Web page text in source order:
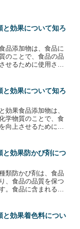
分類さ...
と効果について知ろ
品添加物は、食品に
のことで、食品の品
せるために使用され
油を酸化から守り、
用...
と効果について知ろ
効果食品添加物は、
学物質のことで、食
向上させるために使
酵素は、生物が持つ
、化学...
と効果防かび剤につ
類防かび剤は、食品
、食品の品質を保つ
。食品に含まれる水
物が繁殖する可能性
剤は、...
と効果着色料につい